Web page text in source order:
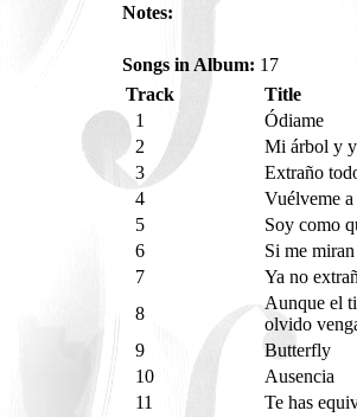
Notes:
Songs in Album: 17
Track
Title
1
Ódiame
2
Mi árbol y
3
Extraño
4
Vuélveme
5
Soy como
6
Si me
7
Ya no
8
Aunque el
olvido
9
Butterfly
10
Ausencia
11
Te has